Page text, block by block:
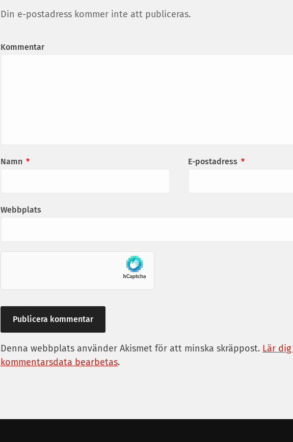
Din e-postadress kommer inte att publiceras.
Kommentar
Namn * E-postadress *
Webbplats
Denna webbplats använder Akismet för att minska skräppost. Lär
kommentarsdata bearbetas.